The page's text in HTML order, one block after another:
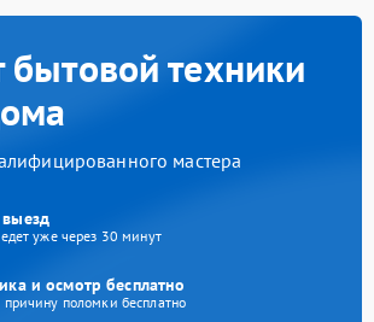
бытовой техники
мастера
уже через 30 минут
и осмотр бесплатно
поломки бесплатно